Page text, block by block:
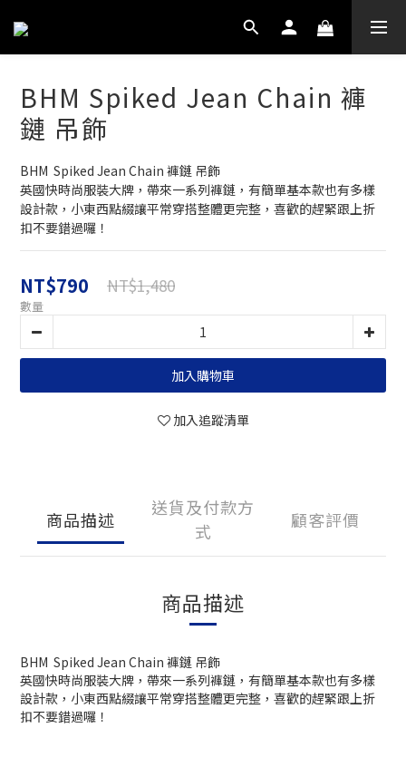
BHM Spiked Jean Chain 褲
鏈 吊飾
BHM  Spiked Jean Chain 褲鏈 吊飾
英國快時尚服裝大牌，帶來一系列褲鏈，有簡單基本款也有多樣
設計款，小東西點綴讓平常穿搭整體更完整，喜歡的趕緊跟上折
扣不要錯過囉！
NT$790 NT$1,480
數量
加入購物車
加入追蹤清單
商品描述
送貨及付款方
式
顧客評價
商品描述
BHM Spiked Jean Chain 褲鏈 吊飾
英國快時尚服裝大牌，帶來一系列褲鏈，有簡單基本款也有多樣
設計款，小東西點綴讓平常穿搭整體更完整，喜歡的趕緊跟上折
扣不要錯過囉！